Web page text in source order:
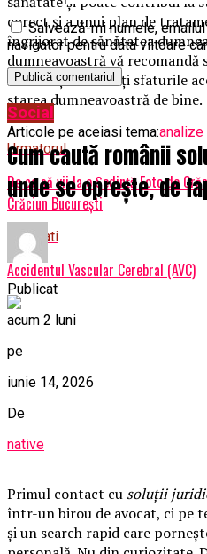
corect și a unui plan de
îngrijorat de sănătatea
dumneavoastră vă recomandă
nu ezitați să urmați sfaturile
starea dumneavoastră de bine.
Articole pe aceiasi tema:
Urmatorul
De ce să vii la o Ședință Foto de
Crăciun București
Nu ratati
Accidentul Vascular Cerebral (AVC)
Salvează-mi numele,
navigator pentru data viitoare
Social
Cum caută românii
unde se oprește, de
Publicat
acum 2 luni
pe
iunie 14, 2026
De
native
Primul contact cu soluții
într-un birou de avocat, ci pe
și un search rapid care